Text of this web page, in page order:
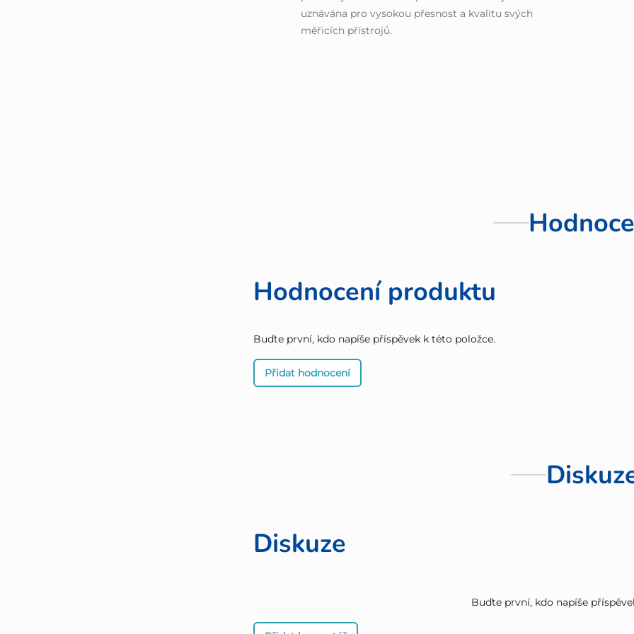
uznávána pro vysokou přesnost a kvalitu svých
měřicích přístrojů.
Hodnocení produktu
Buďte první, kdo napíše příspěvek k této položce.
Přidat hodnocení
Diskuze
Buďte první, kdo napíše